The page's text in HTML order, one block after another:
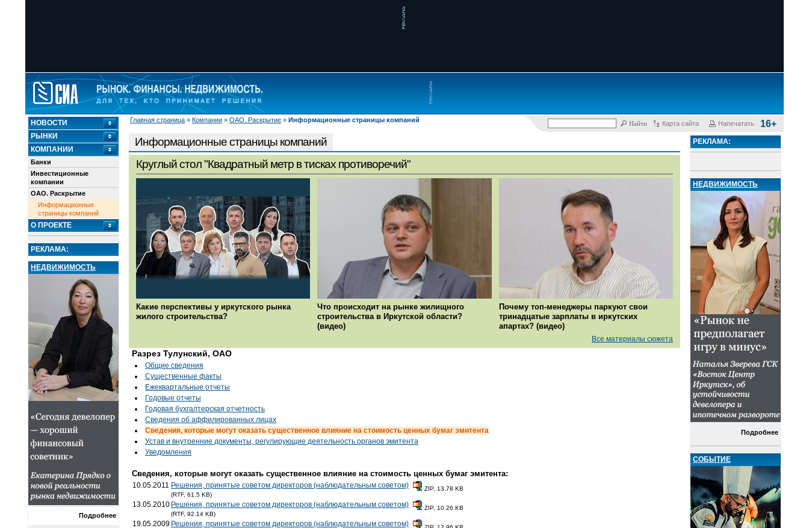
Главная страница » Компании » ОАО. Раскрытие » Информационные страницы компаний
Карта сайта Напечатать 16+
НОВОСТИ
РЫНКИ
КОМПАНИИ
Банки
Инвестиционные
компании
ОАО. Раскрытие
Информационные
страницы компаний
О ПРОЕКТЕ
РЕКЛАМА:
НЕДВИЖИМОСТЬ
Подробнее
Информационные страницы компаний
Круглый стол "Квадратный метр в тисках противоречий"
Какие перспективы у иркутского рынка
жилого строительства?
Что происходит на рынке жилищного
строительства в Иркутской области?
(видео)
Почему топ-менеджеры паркуют свои
тринадцатые зарплаты в иркутских
апартах? (видео)
Все материалы сюжета
Разрез Тулунский, ОАО
Общие сведения
Существенные факты
Ежеквартальные отчеты
Годовые отчеты
Годовая бухгалтерская отчетность
Cведения об аффилированных лицах
Сведения, которые могут оказать существенное влияние на стоимость ценных бумаг эмитента
Устав и внутренние документы, регулирующие деятельность органов эмитента
Уведомления
Сведения, которые могут оказать существенное влияние на стоимость ценных бумаг эмитента:
10.05.2011 Решения, принятые советом директоров (наблюдательным советом)
(RTF, 61.5 KB)
ZIP, 13.78 KB
13.05.2010 Решения, принятые советом директоров (наблюдательным советом)
(RTF, 92.14 KB)
ZIP, 10.26 KB
19.05.2009 Решения, принятые советом директоров (наблюдательным советом)
РЕКЛАМА:
НЕДВИЖИМОСТЬ
Подробнее
СОБЫТИЕ